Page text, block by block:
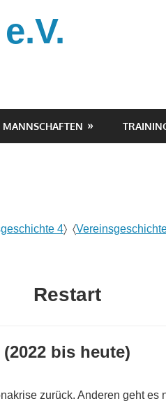
MANNSCHAFTEN
4〉 〈
Restart
(2022 bis heute)
zurück. Anderen geht